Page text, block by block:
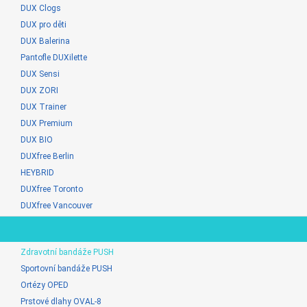
DUX Clogs
DUX pro děti
DUX Balerina
Pantofle DUXilette
DUX Sensi
DUX ZORI
DUX Trainer
DUX Premium
DUX BIO
DUXfree Berlin
HEYBRID
DUXfree Toronto
DUXfree Vancouver
Zdravotní bandáže PUSH
Sportovní bandáže PUSH
Ortézy OPED
Prstové dlahy OVAL-8